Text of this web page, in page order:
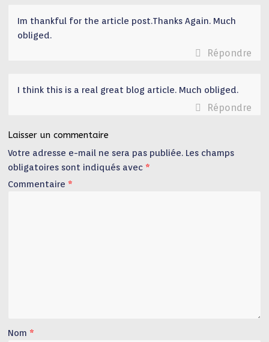
Im thankful for the article post.Thanks Again. Much
obliged.
Répondre
I think this is a real great blog article. Much obliged.
Répondre
Laisser un commentaire
Votre adresse e-mail ne sera pas publiée. Les champs
obligatoires sont indiqués avec *
Commentaire *
Nom *